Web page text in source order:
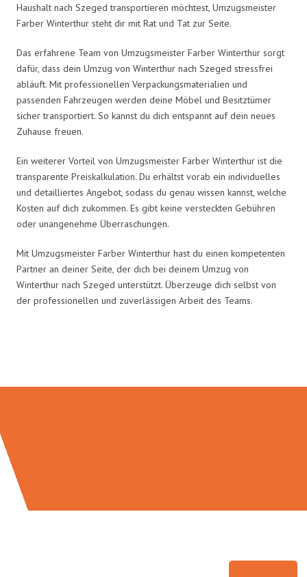
Haushalt nach Szeged transportieren möchtest, Umzugsmeister
Farber Winterthur steht dir mit Rat und Tat zur Seite.
Das erfahrene Team von Umzugsmeister Farber Winterthur sorgt
dafür, dass dein Umzug von Winterthur nach Szeged stressfrei
abläuft. Mit professionellen Verpackungsmaterialien und
passenden Fahrzeugen werden deine Möbel und Besitztümer
sicher transportiert. So kannst du dich entspannt auf dein neues
Zuhause freuen.
Ein weiterer Vorteil von Umzugsmeister Farber Winterthur ist die
transparente Preiskalkulation. Du erhältst vorab ein individuelles
und detailliertes Angebot, sodass du genau wissen kannst, welche
Kosten auf dich zukommen. Es gibt keine versteckten Gebühren
oder unangenehme Überraschungen.
Mit Umzugsmeister Farber Winterthur hast du einen kompetenten
Partner an deiner Seite, der dich bei deinem Umzug von
Winterthur nach Szeged unterstützt. Überzeuge dich selbst von
der professionellen und zuverlässigen Arbeit des Teams.